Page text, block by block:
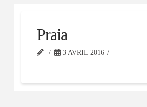
Praia
3 AVRIL 2016